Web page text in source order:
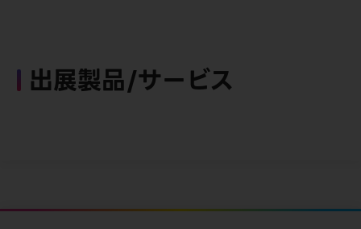
出展製品/サービス